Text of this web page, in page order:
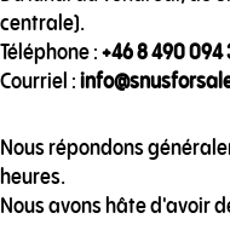
centrale).
Téléphone :+46 8 490 094
Courriel :
Nous répondons
heures.
Nous avons hâte d'avoir